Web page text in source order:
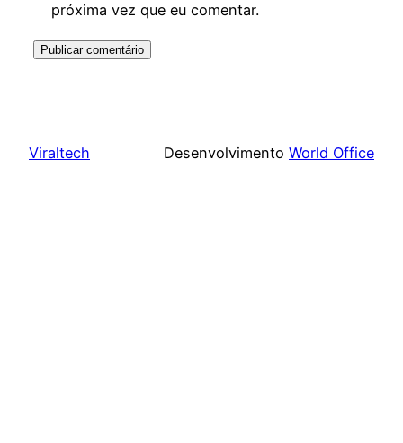
próxima vez que eu comentar.
Viraltech Desenvolvimento World Office